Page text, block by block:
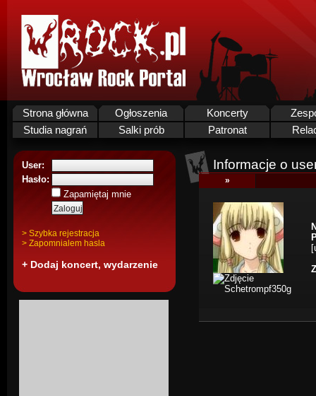
Strona główna Ogłoszenia Koncerty
Studia nagrań
Salki prób Patronat
User:
Hasło:
Zapamiętaj mnie
> Szybka rejestracja
> Zapomnialem hasla
+ Dodaj koncert, wydarzenie
Informacje o
»